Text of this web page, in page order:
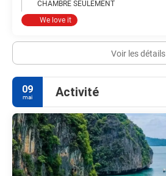
CHAMBRE SEULEMENT
We love it
Voir les détails
09
mai Activité